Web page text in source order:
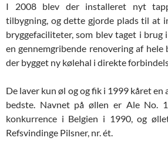
I 2008 blev der installeret nyt
tilbygning, og dette gjorde plads til at
bryggefaciliteter, som blev taget i brug
en gennemgribende renovering af hele
der bygget ny kølehal i direkte
De laver kun øl og og fik i 1999 kåret en
bedste. Navnet på øllen er Ale No.
konkurrence i Belgien i 1990, og
Refsvindinge Pilsner, nr. ét.